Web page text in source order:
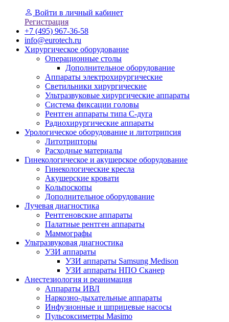
Войти в личный кабинет
Регистрация
+7 (495) 967-36-58
info@eurotech.ru
Хирургическое оборудование
Операционные столы
Дополнительное оборудование
Аппараты электрохирургические
Светильники хирургические
Ультразвуковые хирургические аппараты
Система фиксации головы
Рентген аппараты типа С-дуга
Радиохирургические аппараты
Урологическое оборудование и литотрипсия
Литотрипторы
Расходные материалы
Гинекологическое и акушерское оборудование
Гинекологические кресла
Акушерские кровати
Кольпоскопы
Дополнительное оборудование
Лучевая диагностика
Рентгеновские аппараты
Палатные рентген аппараты
Маммографы
Ультразвуковая диагностика
УЗИ аппараты
УЗИ аппараты Samsung Medison
УЗИ аппараты НПО Сканер
Анестезиология и реанимация
Аппараты ИВЛ
Наркозно-дыхательные аппараты
Инфузионные и шприцевые насосы
Пульсоксиметры Masimo